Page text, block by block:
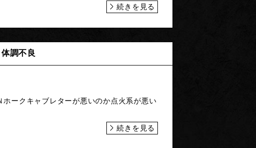
続きを見る
調不良
ークキャブレターが悪いのか点火系が悪い
続きを見る